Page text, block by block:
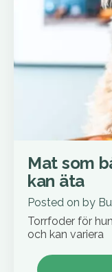
Mat som
kan äta
Posted on by
Torrfoder för
och kan variera